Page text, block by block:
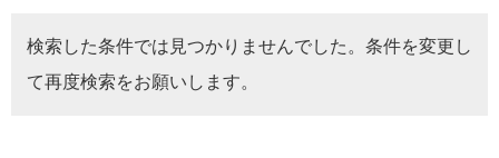
検索した条件では見つかりませんでした。条件を変更し
て再度検索をお願いします。